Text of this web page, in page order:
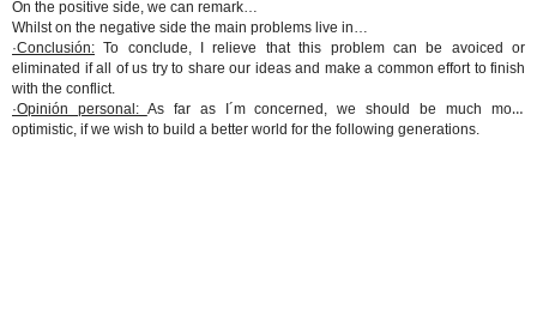
On the positive side, we can remark…
Whilst on the negative side the main problems live in…
·Conclusión: To conclude, I relieve that this problem can be avoiced or
eliminated if all of us try to share our ideas and make a common effort to finish
with the conflict.
·Opinión personal: As far as I´m concerned, we should be much more
optimistic, if we wish to build a better world for the following generations.